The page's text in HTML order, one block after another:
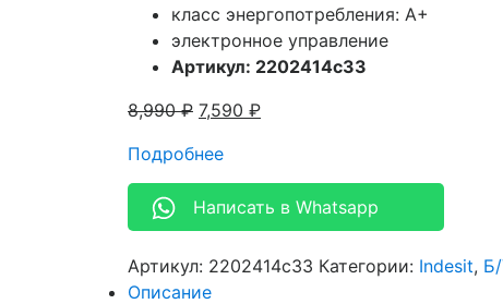
класс энергопотребления: A+
электронное управление
Артикул: 2202414c33
8,990₽ 7,590 ₽
Подробнее
Написать в Whatsapp
Артикул: 2202414c33 Категории: Indesit,
Описание